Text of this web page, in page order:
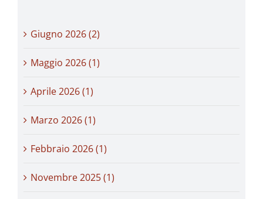
Giugno 2026 (2)
Maggio 2026 (1)
Aprile 2026 (1)
Marzo 2026 (1)
Febbraio 2026 (1)
Novembre 2025 (1)